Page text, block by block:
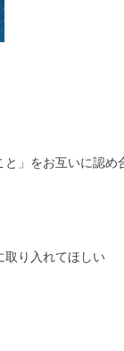
」をお互いに認め
取り入れてほしい